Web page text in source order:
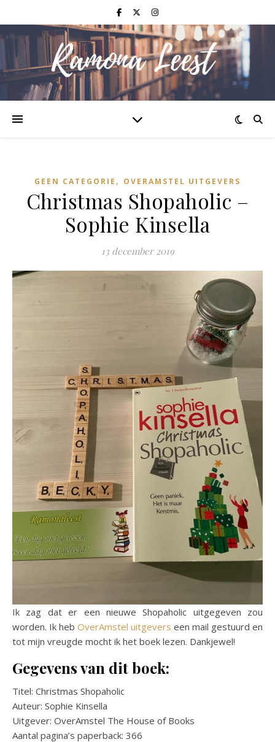
GEEN CATEGORIE , OVERAMSTEL UITGEVERS
Christmas Shopaholic –
Sophie Kinsella
13 december 2019
Ik zag dat er een nieuwe Shopaholic uitgegeven zou
worden. Ik heb OverAmstel uitgevers een mail gestuurd en
tot mijn vreugde mocht ik het boek lezen. Dankjewel!
Gegevens van dit boek:
Titel: Christmas Shopaholic
Auteur: Sophie Kinsella
Uitgever: OverAmstel The House of Books
Aantal pagina’s paperback: 366